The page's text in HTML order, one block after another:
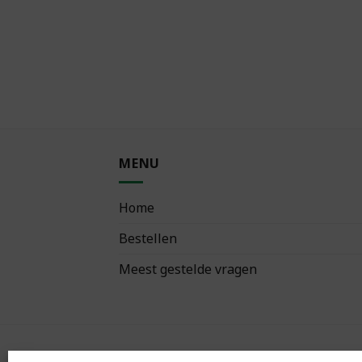
MENU
Home
Bestellen
Meest gestelde vragen